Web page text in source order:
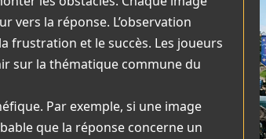
vers la réponse. L’observation
frustration et le succès. Les joueurs
sur la thématique commune du
Par exemple, si une image
que la réponse concerne un